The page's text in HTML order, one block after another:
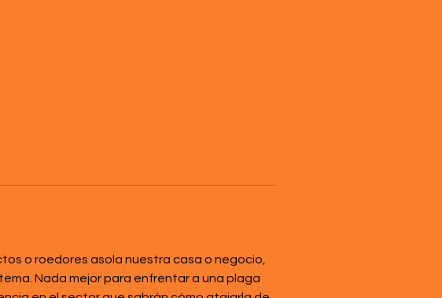
o roedores asola nuestra casa o negocio,
Nada mejor para enfrentar a una plaga